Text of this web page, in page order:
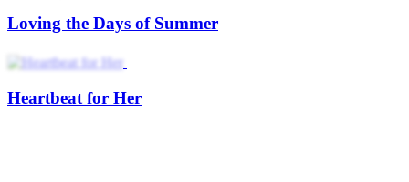
Loving the Days of Summer
Heartbeat for Her